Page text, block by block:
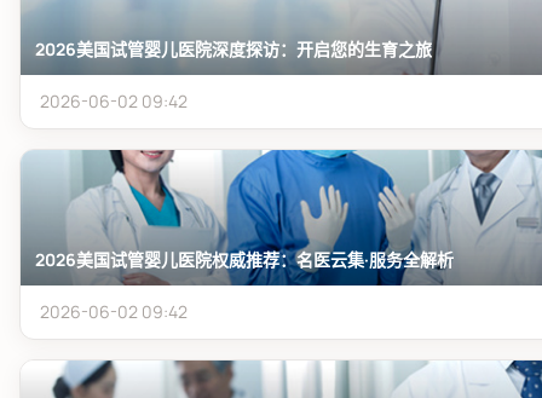
2026美国试管婴儿医院深度探访：开启您的生育之旅
2026-06-02 09:42
2026美国试管婴儿医院权威推荐：名医云集·服务全解析
2026-06-02 09:42